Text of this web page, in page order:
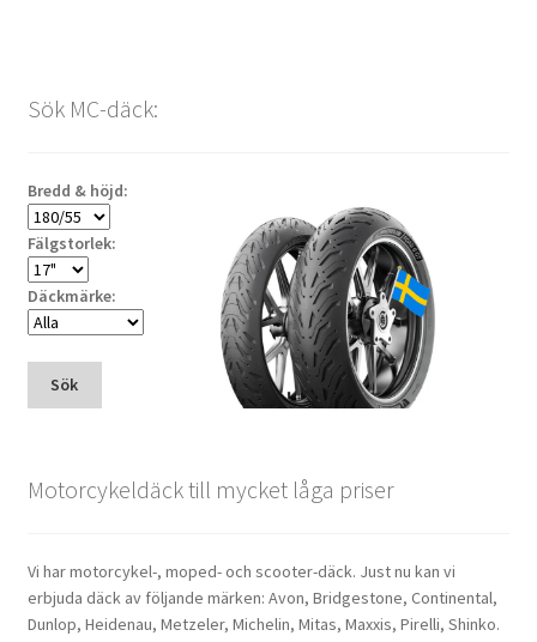
Sök MC-däck:
Bredd & höjd:
Fälgstorlek:
Däckmärke:
Sök
Motorcykeldäck till mycket låga priser
Vi har motorcykel-, moped- och scooter-däck. Just nu kan vi
erbjuda däck av följande märken: Avon, Bridgestone, Continental,
Dunlop, Heidenau, Metzeler, Michelin, Mitas, Maxxis, Pirelli, Shinko.